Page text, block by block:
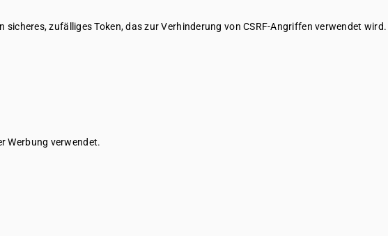
sicheres, zufälliges Token, das zur Verhinderung von CSRF-Angriffen verwendet wird.
Werbung verwendet.